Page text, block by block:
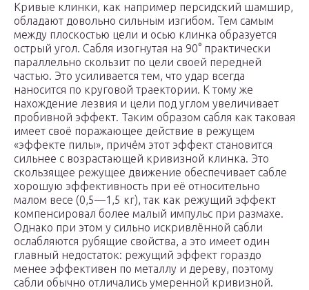
Кривые клинки, как например персидский шамшир,
обладают довольно сильным изгибом. Тем самым
между плоскостью цели и осью клинка образуется
острый угол. Сабля изогнутая на 90° практически
параллельно скользит по цели своей передней
частью. Это усиливается тем, что удар всегда
наносится по круговой траектории. К тому же
нахождение лезвия и цели под углом увеличивает
пробивной эффект. Таким образом сабля как таковая
имеет своё поражающее действие в режущем
«эффекте пилы», причём этот эффект становится
сильнее с возрастающей кривизной клинка. Это
скользящее режущее движение обеспечивает сабле
хорошую эффективность при её относительно
малом весе (0,5—1,5 кг), так как режущий эффект
компенсировал более малый импульс при размахе.
Однако при этом у сильно искривлённой сабли
ослабляются рубящие свойства, а это имеет один
главный недостаток: режущий эффект гораздо
менее эффективен по металлу и дереву, поэтому
сабли обычно отличались умеренной кривизной.